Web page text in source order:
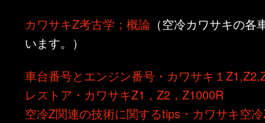
カワサキZ考古学；概論 （空冷カワサキの各
います。）
車台番号とエンジン番号・カワサキ１
レストア・カワサキZ1，Z2，Z1000R
空冷Z関連の技術に関するtips・カワサキ空